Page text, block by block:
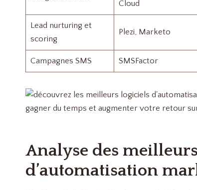
Cloud
Lead nurturing et
scoring
Plezi, Marketo
Campagnes SMS SMSFactor
Analyse des
d’automatisation